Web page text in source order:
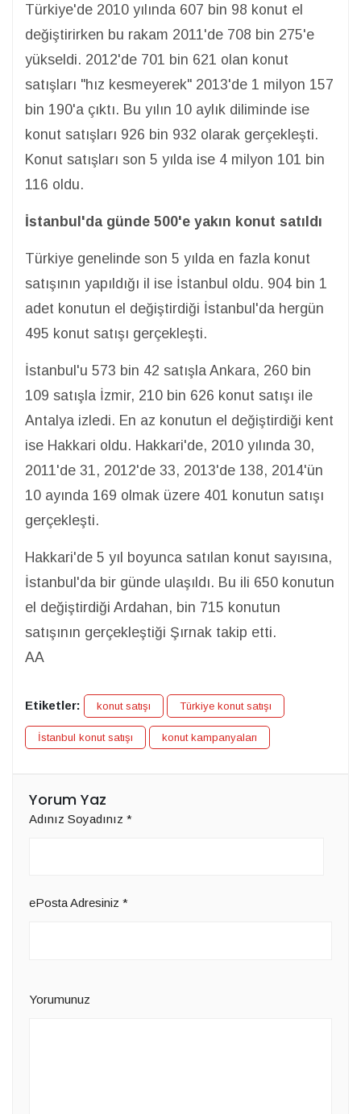
Türkiye'de 2010 yılında 607 bin 98 konut el
değiştirirken bu rakam 2011'de 708 bin 275'e
yükseldi. 2012'de 701 bin 621 olan konut
satışları "hız kesmeyerek" 2013'de 1 milyon 157
bin 190'a çıktı. Bu yılın 10 aylık diliminde ise
konut satışları 926 bin 932 olarak gerçekleşti.
Konut satışları son 5 yılda ise 4 milyon 101 bin
116 oldu.
İstanbul'da günde 500'e yakın konut satıldı
Türkiye genelinde son 5 yılda en fazla konut
satışının yapıldığı il ise İstanbul oldu. 904 bin 1
adet konutun el değiştirdiği İstanbul'da hergün
495 konut satışı gerçekleşti.
İstanbul'u 573 bin 42 satışla Ankara, 260 bin
109 satışla İzmir, 210 bin 626 konut satışı ile
Antalya izledi. En az konutun el değiştirdiği kent
ise Hakkari oldu. Hakkari'de, 2010 yılında 30,
2011'de 31, 2012'de 33, 2013'de 138, 2014'ün
10 ayında 169 olmak üzere 401 konutun satışı
gerçekleşti.
Hakkari'de 5 yıl boyunca satılan konut sayısına,
İstanbul'da bir günde ulaşıldı. Bu ili 650 konutun
el değiştirdiği Ardahan, bin 715 konutun
satışının gerçekleştiği Şırnak takip etti.
AA
Etiketler: konut satışı Türkiye konut satışı
İstanbul konut satışı konut kampanyaları
Yorum Yaz
Adınız Soyadınız *
ePosta Adresiniz *
Yorumunuz